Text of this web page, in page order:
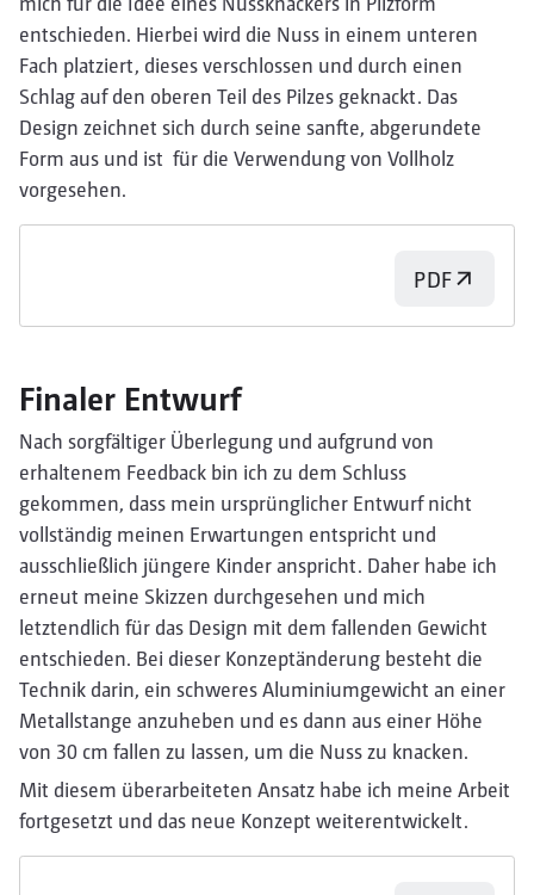
entschieden. Hierbei wird die Nuss in einem unteren
Fach platziert, dieses verschlossen und durch einen
Schlag auf den oberen Teil des Pilzes geknackt. Das
Design zeichnet sich durch seine sanfte, abgerundete
Form aus und ist für die Verwendung von Vollholz
vorgesehen.
PDF
Finaler Entwurf
Nach sorgfältiger Überlegung und aufgrund von
erhaltenem Feedback bin ich zu dem Schluss
gekommen, dass mein ursprünglicher Entwurf nicht
vollständig meinen Erwartungen entspricht und
ausschließlich jüngere Kinder anspricht. Daher habe ich
erneut meine Skizzen durchgesehen und mich
letztendlich für das Design mit dem fallenden Gewicht
entschieden. Bei dieser Konzeptänderung besteht die
Technik darin, ein schweres Aluminiumgewicht an einer
Metallstange anzuheben und es dann aus einer Höhe
von 30 cm fallen zu lassen, um die Nuss zu knacken.
Mit diesem überarbeiteten Ansatz habe ich meine Arbeit
fortgesetzt und das neue Konzept weiterentwickelt.